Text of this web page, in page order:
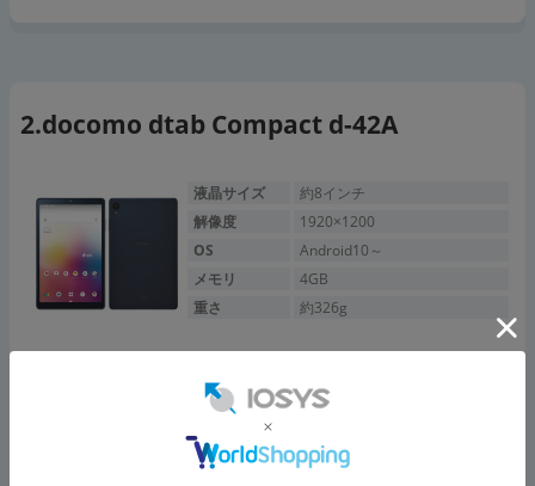
docomo dtab Compact d-42A
液晶サイズ
約8インチ
解像度
1920×1200
OS
Android10～
メモリ
4GB
重さ
約326g
eSIM対応、高画質のタブレット！キッズモードやシンプルメニュ
ーなどお子様やご高齢者様にも優しいモードを搭載。
8インチながら解像度1,920×1,200の高画質！
BluetoothもaptX対応で低遅延でかつ高音質な音をお楽しみいた